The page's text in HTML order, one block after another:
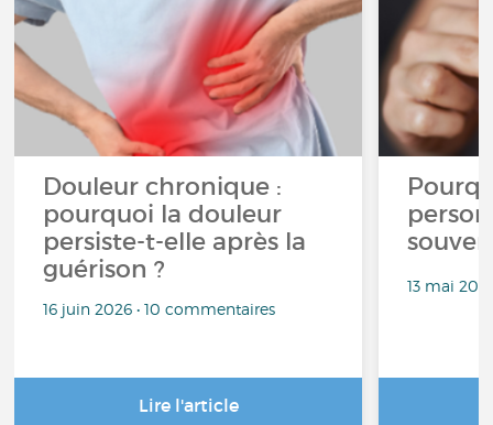
Douleur chronique :
pourquoi la douleur
persiste-t-elle après la
guérison ?
16 juin 2026 • 10 commentaires
Lire l'article
13 mai